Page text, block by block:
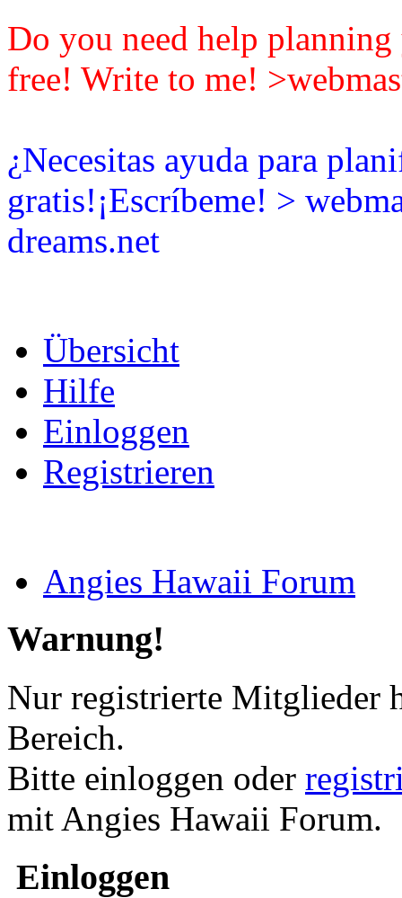
Do you need help
free! Write to me!
¿Necesitas ayuda para
gratis!¡Escríbeme! >
dreams.net
Übersicht
Hilfe
Einloggen
Registrieren
Angies Hawaii Forum
Warnung!
Nur registrierte Mitglieder
Bereich.
Bitte einloggen oder
mit Angies Hawaii Forum.
Einloggen